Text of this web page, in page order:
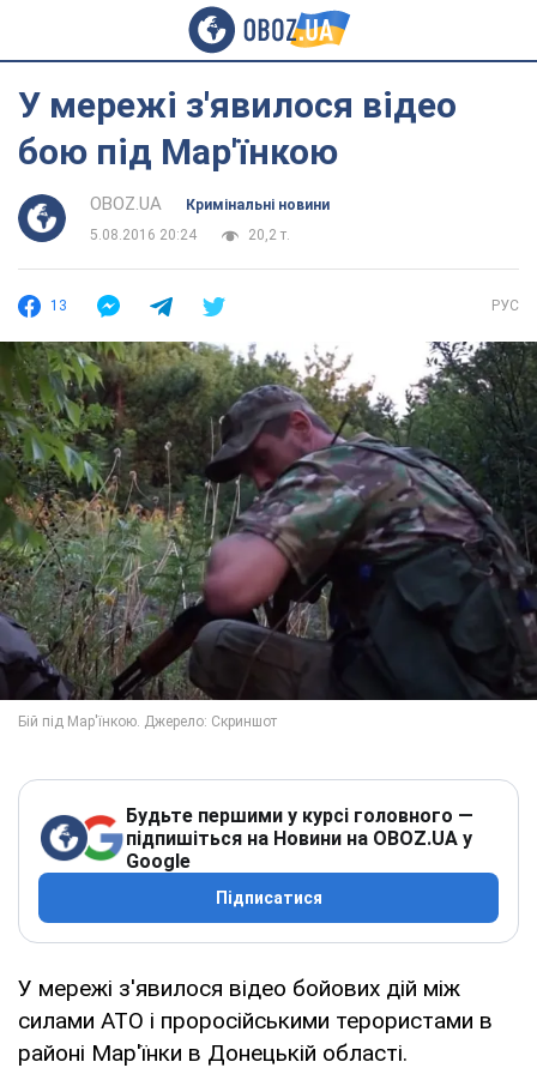
У мережі з'явилося відео
бою під Мар'їнкою
OBOZ.UA
Кримінальні новини
5.08.2016 20:24
20,2 т.
13 РУС
Будьте першими у курсі головного —
підпишіться на Новини на OBOZ.UA у
Google
Підписатися
У мережі з'явилося відео бойових дій між
силами АТО і проросійськими терористами в
районі Мар'їнки в Донецькій області.